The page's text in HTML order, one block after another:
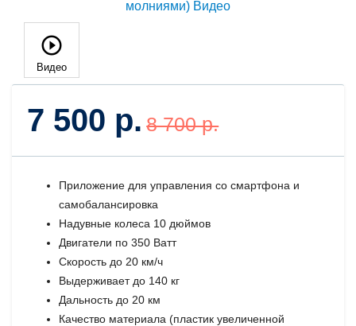
Видео
7 500 р. 8 700 р.
Приложение для управления со смартфона и
самобалансировка
Надувные колеса 10 дюймов
Двигатели по 350 Ватт
Скорость до 20 км/ч
Выдерживает до 140 кг
Дальность до 20 км
Качество материала (пластик увеличенной